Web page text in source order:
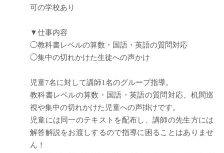
可の学校あり
▼仕事内容
◯教科書レベルの算数・国語・英語の質問対応
◯集中の切れかけた生徒への声かけ
児童7名に対して講師1名のグループ指導。
教科書レベルの算数・国語・英語の質問対応、机間巡
視や集中の切れかけた児童への声掛けです。
児童には同一のテキストを配布し、講師の先生方には
解答解説をお渡しするので指導に困ることはありませ
ん！